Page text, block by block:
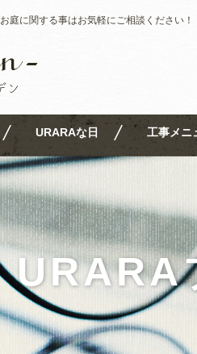
庭に関する事はお気軽にご相談ください！
URARAな日 工事メニ
URARA